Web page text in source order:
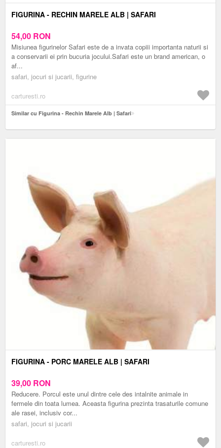
FIGURINA - RECHIN MARELE ALB | SAFARI
54,00 RON
Misiunea figurinelor Safari este de a invata copiii importanta naturii si
a conservarii ei prin bucuria jocului.Safari este un brand american, o
af...
safari, jocuri si jucarii, figurine
carturesti.ro
Similar cu Figurina - Rechin Marele Alb | Safari
FIGURINA - PORC MARELE ALB | SAFARI
39,00 RON
Reducere. Porcul este unul dintre cele des intalnite animale in
fermele din toata lumea. Aceasta figurina prezinta trasaturile comune
ale rasei, inclusiv cor...
safari, jocuri si jucarii
carturesti.ro